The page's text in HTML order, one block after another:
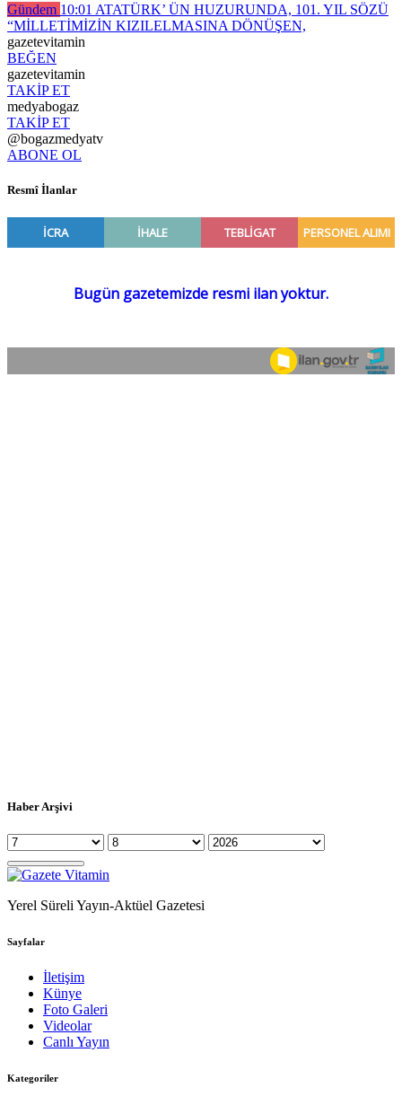
Gündem 10:01 ATATÜRK’ ÜN HUZURUNDA, 101. YIL SÖZÜ
“MİLLETİMİZİN KIZILELMASINA DÖNÜŞEN,
gazetevitamin
BEĞEN
gazetevitamin
TAKİP ET
medyabogaz
TAKİP ET
@bogazmedyatv
ABONE OL
Resmî İlanlar
Haber Arşivi
Yerel Süreli Yayın-Aktüel Gazetesi
Sayfalar
İletişim
Künye
Foto Galeri
Videolar
Canlı Yayın
Kategoriler